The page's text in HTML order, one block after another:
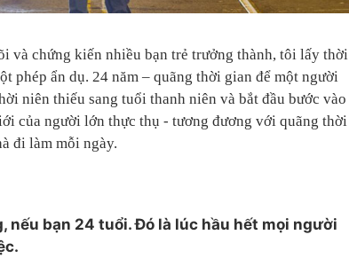
và chứng kiến nhiều bạn trẻ trưởng thành, tôi lấy thời
phép ẩn dụ. 24 năm – quãng thời gian để một người
niên thiếu sang tuổi thanh niên và bắt đầu bước vào
của người lớn thực thụ - tương đương với quãng thời
đi làm mỗi ngày.
nếu bạn 24 tuổi. Đó là lúc hầu hết mọi người